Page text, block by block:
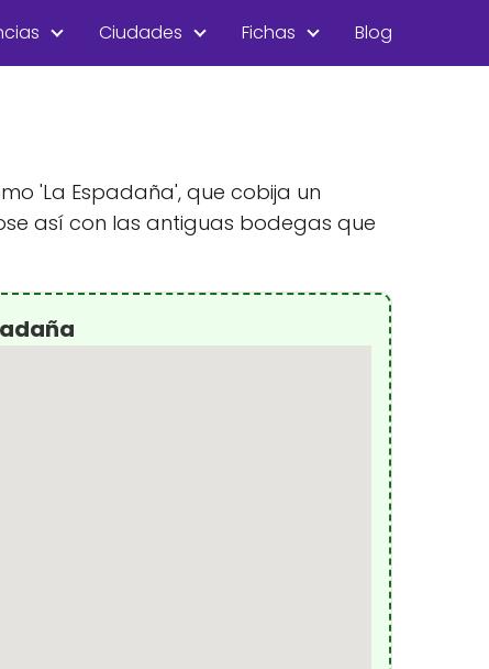
Ciudades Fichas Blog
'La Espadaña', que cobija un
así con las antiguas bodegas que